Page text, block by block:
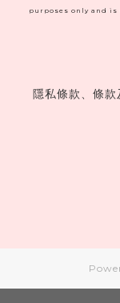
purposes only and
隱私條款、條款